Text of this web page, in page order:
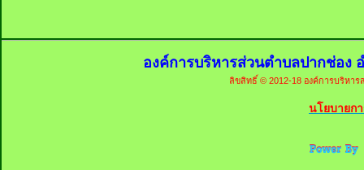
องค์การบริหารส่วนตำบลปากช่อง
ลิขสิทธิ์ © 2012-18 องค์การบริหา
นโยบายก